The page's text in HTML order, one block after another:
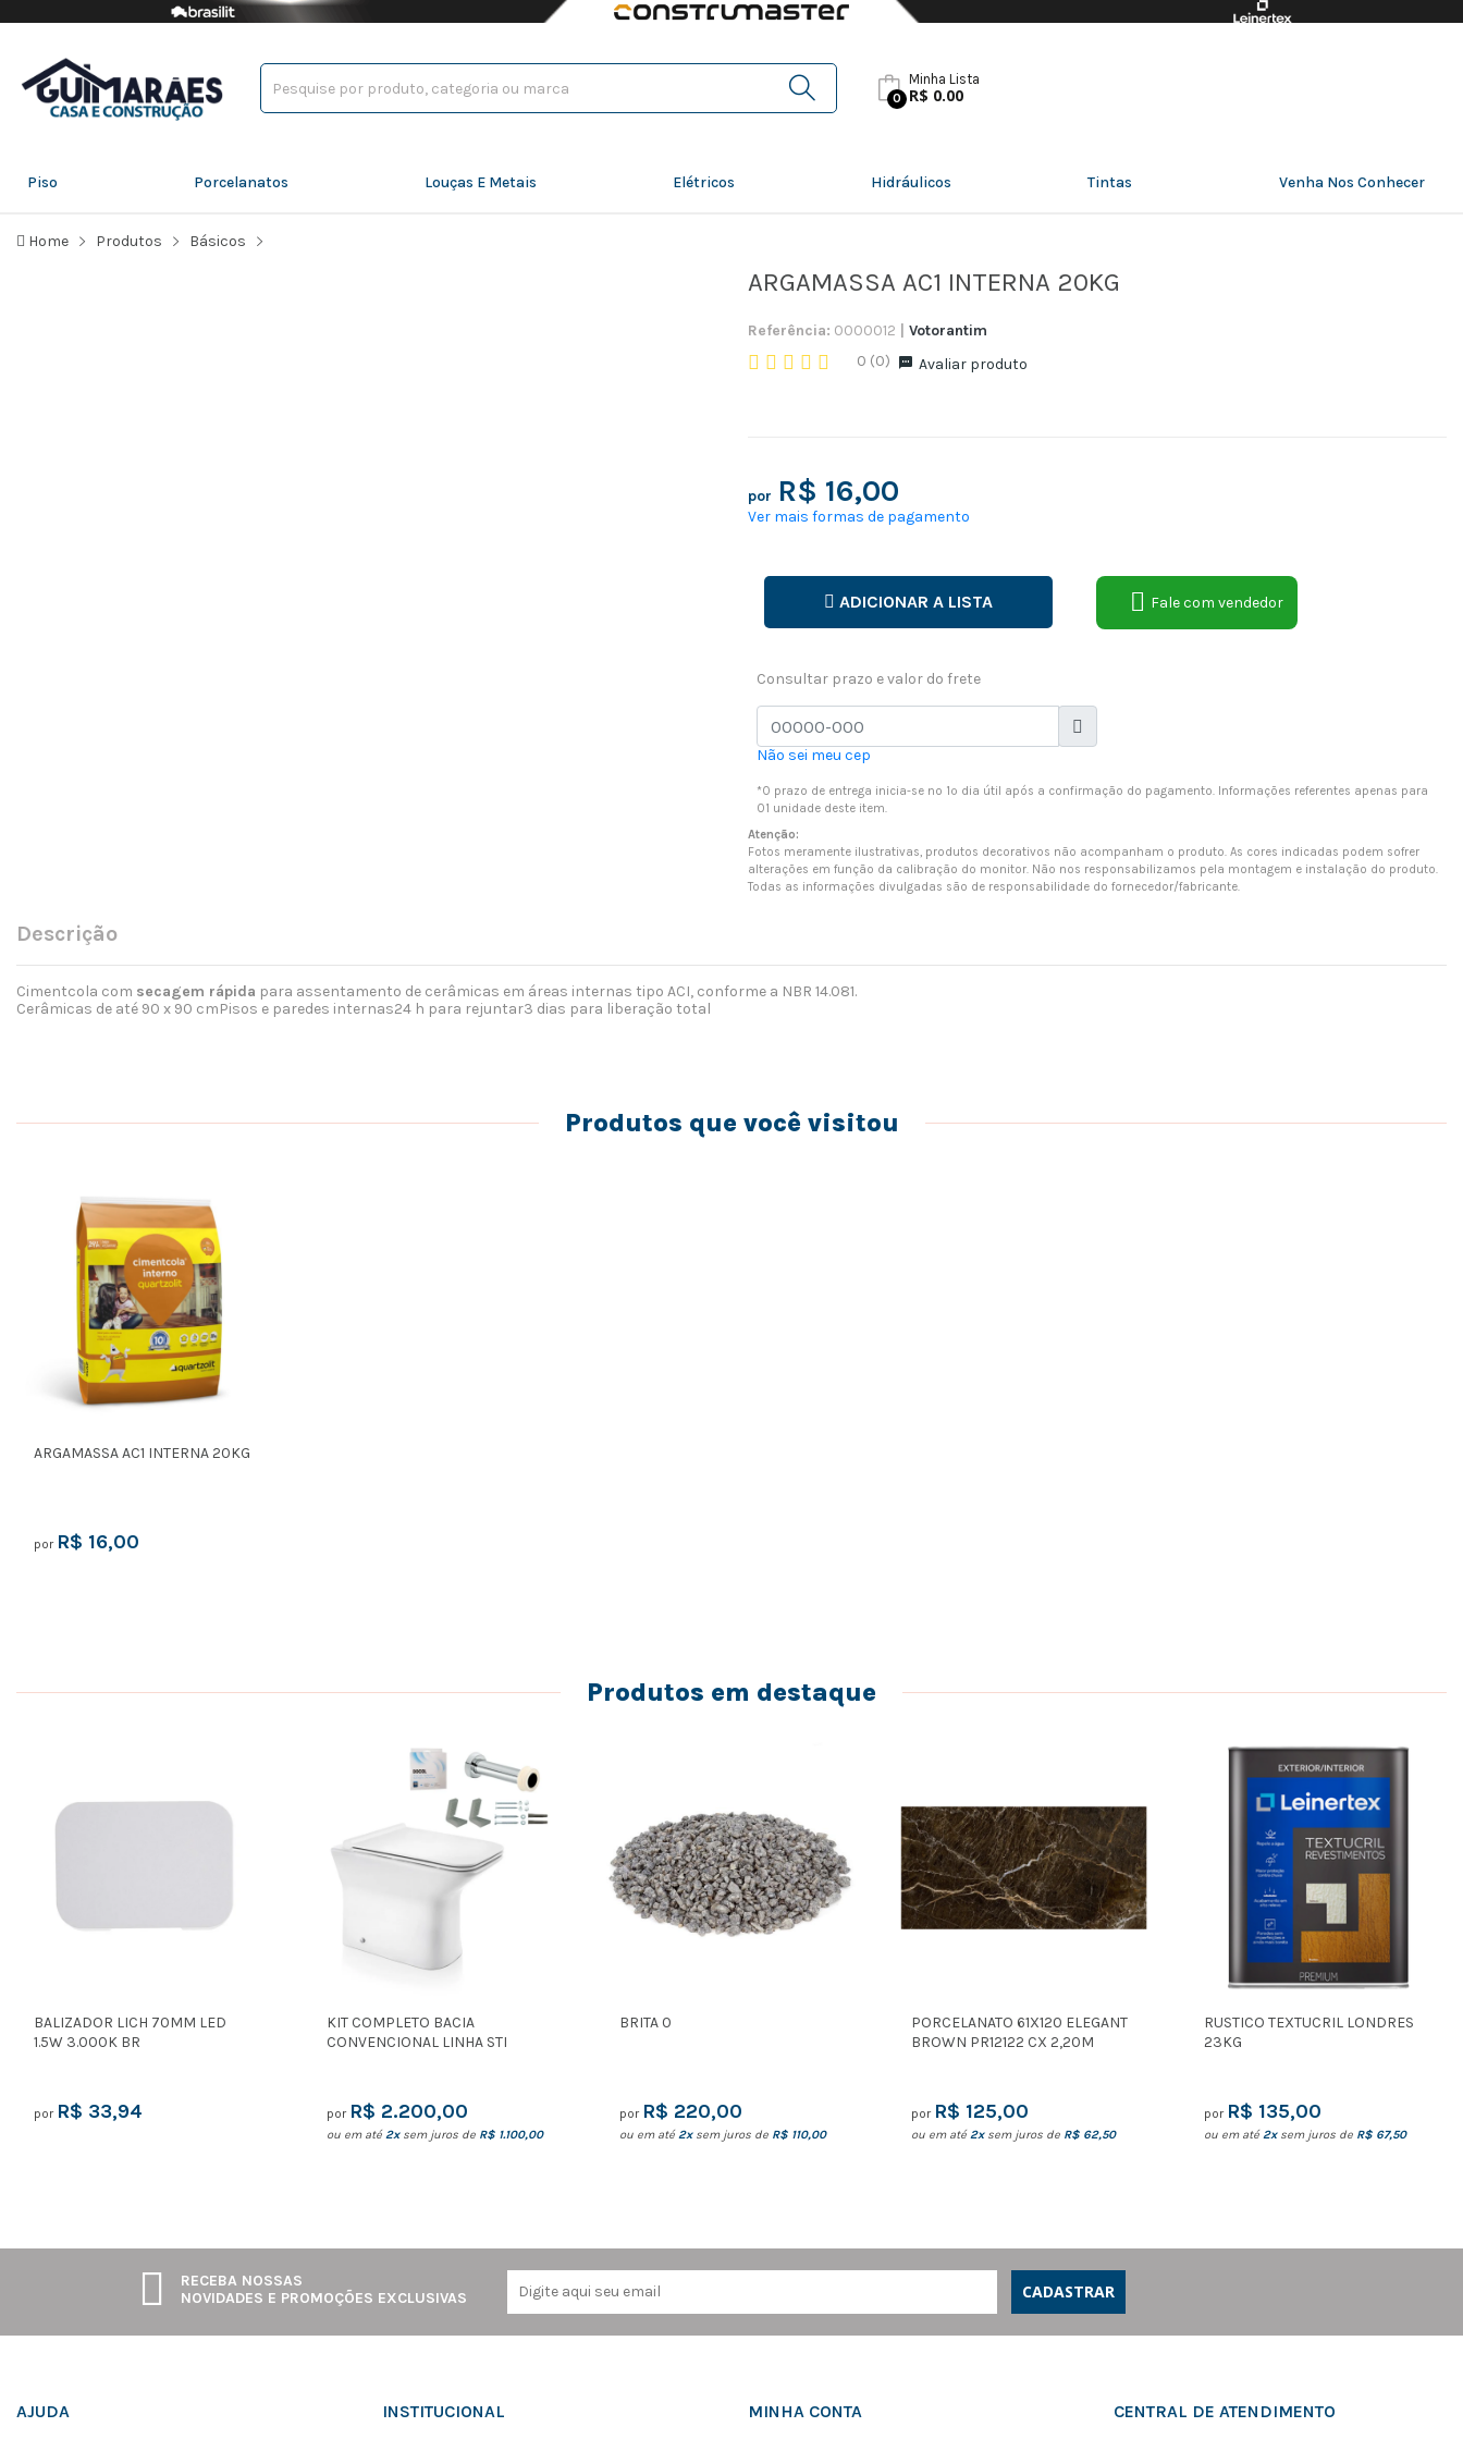
0
Minha Lista
R$ 0.00
Piso Porcelanatos Louças E Metais Elétricos Hidráulicos Tintas Venha Nos Conhecer
Home Produtos Básicos
ARGAMASSA AC1 INTERNA 20KG
Referência: 0000012
Votorantim
0 (0)
Avaliar produto
por R$ 16,00
Ver mais formas de pagamento
ADICIONAR A LISTA Fale com vendedor
Consultar prazo e valor do frete
Não sei meu cep
*O prazo de entrega inicia-se no 1º dia útil após a confirmação do pagamento. Informações referentes apenas para
01 unidade deste item.
Atenção:
Fotos meramente ilustrativas, produtos decorativos não acompanham o produto. As cores indicadas podem sofrer
alterações em função da calibração do monitor. Não nos responsabilizamos pela montagem e instalação do produto.
Todas as informações divulgadas são de responsabilidade do fornecedor/fabricante.
Descrição
Cimentcola com secagem rápida para assentamento de cerâmicas em áreas internas tipo ACI, conforme a NBR 14.081.
Cerâmicas de até 90 x 90 cmPisos e paredes internas24 h para rejuntar3 dias para liberação total
Produtos que você visitou
ARGAMASSA AC1 INTERNA 20KG
por R$ 16,00
Produtos em destaque
BALIZADOR LICH 70MM LED
1.5W 3.000K BR
por R$ 33,94
KIT COMPLETO BACIA
CONVENCIONAL LINHA STI
por R$ 2.200,00
ou em até 2xsem juros de R$ 1.100,00
BRITA 0
por R$ 220,00
ou em até 2xsem juros de R$ 110,00
PORCELANATO 61X120 ELEGANT
BROWN PR12122 CX 2,20M
por R$ 125,00
ou em até 2xsem juros de R$ 62,50
RUSTICO TEXTUCRIL LONDRES
23KG
por R$ 135,00
ou em até 2xsem juros de R$ 67,50
RECEBA NOSSAS
NOVIDADES E PROMOÇÕES EXCLUSIVAS
CADASTRAR
AJUDA INSTITUCIONAL MINHA CONTA CENTRAL DE ATENDIMENTO